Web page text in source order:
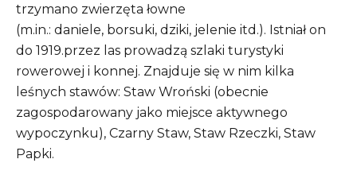
trzymano zwierzęta łowne
(m.in.: daniele, borsuki, dziki, jelenie itd.). Istniał on
do 1919.przez las prowadzą szlaki turystyki
rowerowej i konnej. Znajduje się w nim kilka
leśnych stawów: Staw Wroński (obecnie
zagospodarowany jako miejsce aktywnego
wypoczynku), Czarny Staw, Staw Rzeczki, Staw
Papki.